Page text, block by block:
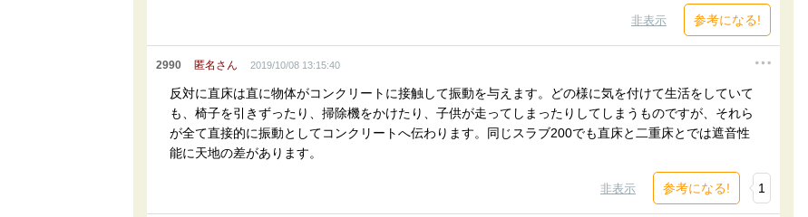
非表示 参考になる!
2990 匿名さん 2019/10/08 13:15:40
反対に直床は直に物体がコンクリートに接触して振動を与えます。どの様に気を付けて生活をしていて
も、椅子を引きずったり、掃除機をかけたり、子供が走ってしまったりしてしまうものですが、それら
が全て直接的に振動としてコンクリートへ伝わります。同じスラブ200でも直床と二重床とでは遮音性
能に天地の差があります。
非表示 参考になる! 1